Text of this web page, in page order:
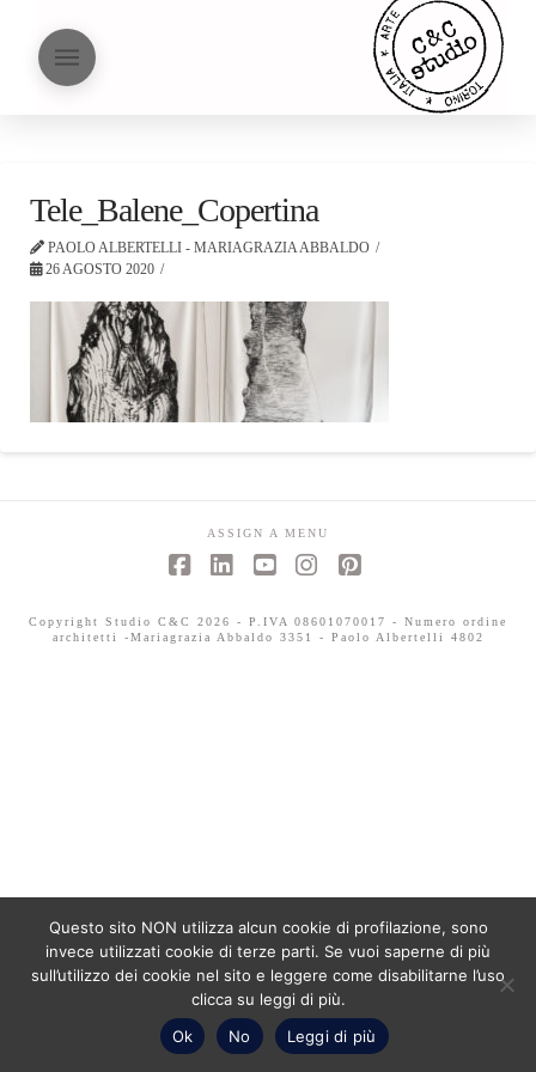
Tele_Balene_Copertina
PAOLO ALBERTELLI - MARIAGRAZIA ABBALDO
26 AGOSTO 2020
ASSIGN A MENU
Copyright Studio C&C 2026 - P.IVA 08601070017 - Numero ordine
architetti -Mariagrazia Abbaldo 3351 - Paolo Albertelli 4802
Questo sito NON utilizza alcun cookie di profilazione, sono
invece utilizzati cookie di terze parti. Se vuoi saperne di più
sull’utilizzo dei cookie nel sito e leggere come disabilitarne l’uso
clicca su leggi di più.
Ok
No Leggi di più